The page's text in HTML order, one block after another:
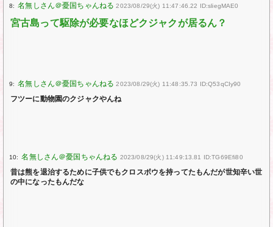
8: 2023/08/29(火) 11:47:46.22 ID:sliegMAE0
宮古島って駆除が必要なほどクジャクが居るん？
9: 2023/08/29(火) 11:48:35.73 ID:Q53qCIy90
フツーに動物園のクジャクやんね
10: 2023/08/29(火) 11:49:13.81 ID:TG69Efi80
昔は熊を退治するために子供でもクロスボウを持ってたもんだが世知辛い世
の中になったもんだな